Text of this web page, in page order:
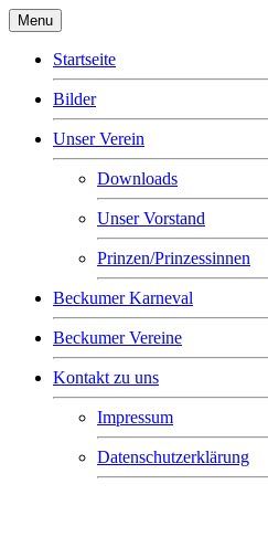
Menu
Startseite
Bilder
Unser Verein
Downloads
Unser Vorstand
Prinzen/Prinzessinnen
Beckumer Karneval
Beckumer Vereine
Kontakt zu uns
Impressum
Datenschutzerklärung